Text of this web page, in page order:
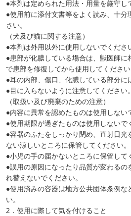
●本剤は定められた用法・用量を厳守し
●使用前に添付文書等をよく読み、十
さい。
（犬及び猫に関する注意）
●本剤は外用以外に使用しないでくださ
●患部が化膿している場合は、獣医師
で患部を修復してから使用してください
●耳の内部、傷口、化膿している部分に
●目に入らないように注意してください。
（取扱い及び廃棄のための注意）
●内容に異常を認めたものは使用しない
●使用期限が過ぎたものは使用しないで
●容器のふたをしっかり閉め、直射日
ない涼しいところに保管してください。
●小児の手の届かないところに保管して
●誤用の原因になったり品質が変わるの
れ替えないでください。
●使用済みの容器は地方公共団体条例な
い。
2．使用に際して気を付けること